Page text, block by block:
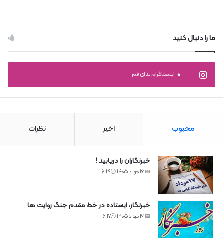
ما را دنبال کنید
0 اینستاگرام ندای قم
محبوب اخیر نظرات
خبرنگاران را دریابید !
📅 16 مرداد 1405 🕙16:29
خبرنگار، ایستاده در خط مقدم جنگ روایت ها
📅 16 مرداد 1405 🕙16:17